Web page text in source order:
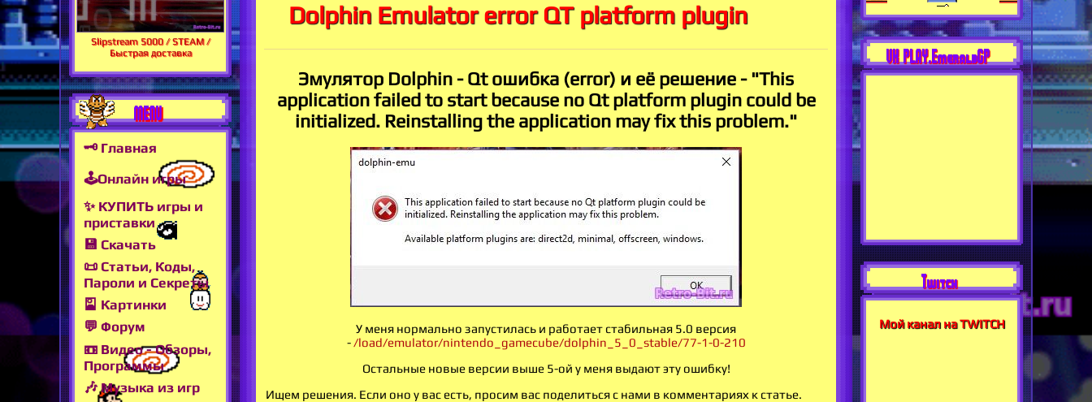
Slipstream 5000 / STEAM /
Быстрая доставка
MENU
🗝 Главная
🕹Онлайн игры
✨ КУПИТЬ игры и
приставки
💾 Скачать
📜 Статьи, Коды,
Пароли и Секреты
🎴 Картинки
💬 Форум
📼 Видео - Обзоры,
Программы
🎶 Музыка из игр
Dolphin Emulator error QT platform plugin
Эмулятор Dolphin - Qt ошибка (error) и её решение - "This
application failed to start because no Qt platform plugin could be
initialized. Reinstalling the application may fix this problem."
У меня нормально запустилась и работает стабильная 5.0 версия
- /load/emulator/nintendo_gamecube/dolphin_5_0_stable/77-1-0-210
Остальные новые версии выше 5-ой у меня выдают эту ошибку!
Ищем решения. Если оно у вас есть, просим вас поделиться с нами в комментариях к статье.
VK PLAY.EmeraldGP
Twitch
Мой канал на TWITCH